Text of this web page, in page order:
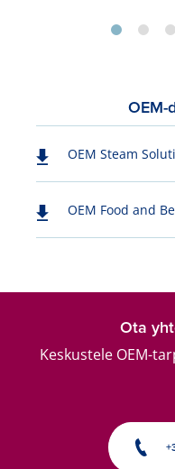
OEM Steam
OEM Food and
Ota
Keskustele OEM-